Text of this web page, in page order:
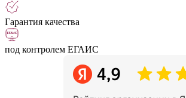
Гарантия качества
под контролем ЕГАИС